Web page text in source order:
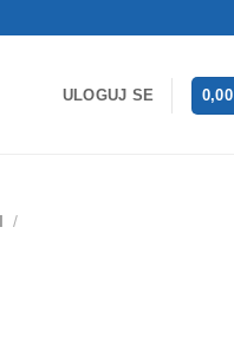
ULOGUJ SE 0,00
/